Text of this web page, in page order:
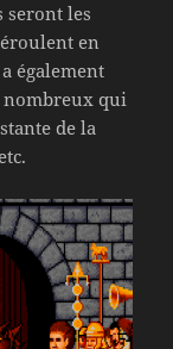
seront les
en
également
nombreux qui
de la